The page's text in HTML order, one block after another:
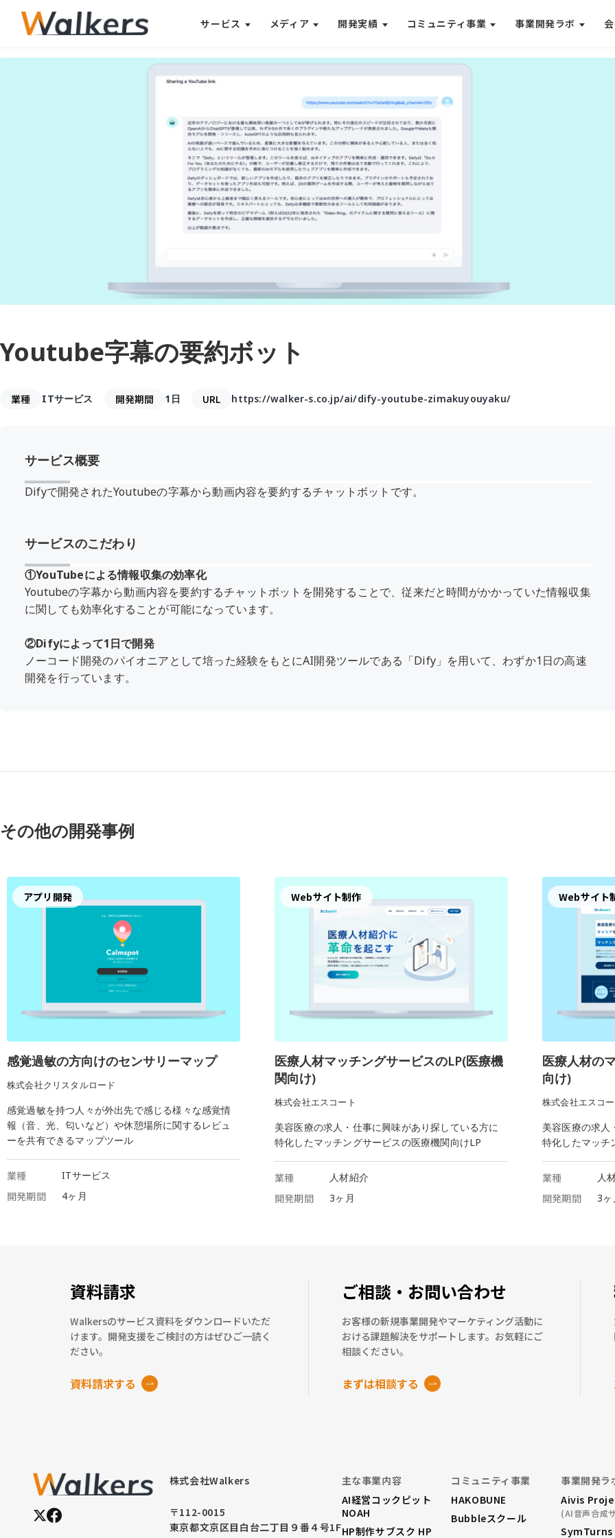
サービス メディア 開発実績 コミュニティ事業 事業開発ラボ
Youtube字幕の要約ボット
業種 ITサービス 開発期間 1日 URL https://walker-s.co.jp/ai/dify-youtube-zimakuyouyaku/
サービス概要
Difyで開発されたYoutubeの字幕から動画内容を要約するチャットボットです。
サービスのこだわり
①YouTubeによる情報収集の効率化
Youtubeの字幕から動画内容を要約するチャットボットを開発することで、従来だと時間がかかっていた情報収集
に関しても効率化することが可能になっています。
②Difyによって1日で開発
ノーコード開発のパイオニアとして培った経験をもとにAI開発ツールである「Dify」を用いて、わずか1日の高速
開発を行っています。
その他の開発事例
アプリ開発
感覚過敏の方向けのセンサリーマップ
株式会社クリスタルロード
感覚過敏を持つ人々が外出先で感じる様々な感覚情
報（音、光、匂いなど）や休憩場所に関するレビュ
ーを共有できるマップツール
業種 ITサービス
開発期間 4ヶ月
Webサイト制作
医療人材マッチングサービスのLP(医療機
関向け)
株式会社エスコート
美容医療の求人・仕事に興味があり探している方に
特化したマッチングサービスの医療機関向けLP
業種 人材紹介
開発期間 3ヶ月
Webサイト
医療人材の
向け)
株式会社エスコ
美容医療の求人
特化したマッチ
業種 人
開発期間 3ヶ
資料請求
Walkersのサービス資料をダウンロードいただ
けます。開発支援をご検討の方はぜひご一読く
ださい。
資料請求する
ご相談・お問い合わせ
お客様の新規事業開発やマーケティング活動に
おける課題解決をサポートします。お気軽にご
相談ください。
まずは相談する
株式会社Walkers
〒112-0015
東京都文京区目白台二丁目９番４号1F
主な事業内容
AI経営コックピット
NOAH
HP制作サブスク HP
コミュニティ事業
HAKOBUNE
Bubbleスクール
事業開発ラ
Aivis
(AI音声合成
SymTurns